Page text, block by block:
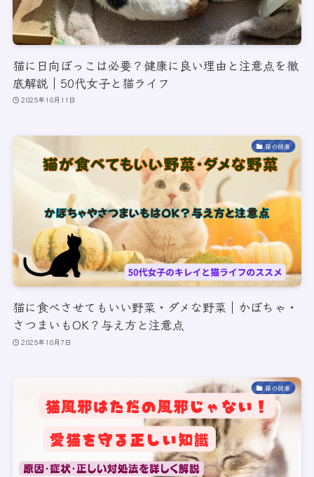
猫に日向ぼっこは必要？健康に良い理由と注意点を徹
底解説｜50代女子と猫ライフ
2025年10月11日
猫の健康
猫に食べさせてもいい野菜・ダメな野菜｜かぼちゃ・
さつまいもOK？与え方と注意点
2025年10月7日
猫の健康